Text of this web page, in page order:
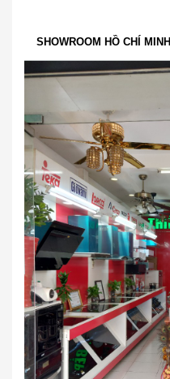
SHOWROOM HỒ CHÍ MINH